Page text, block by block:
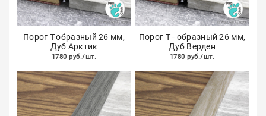
Порог Т-образный 26 мм,
Дуб Арктик
1780 руб./шт.
Порог Т - образный 26 мм,
Дуб Верден
1780 руб./шт.